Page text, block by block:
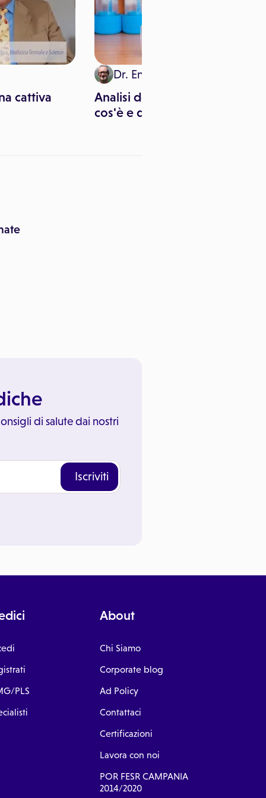
cattiva
Dr. Enzo Brizio
Analisi delle feci: che
cos'è e quando si esegue
di salute dai nostri
Iscriviti
PLS
About
Chi Siamo
Corporate blog
Ad Policy
Contattaci
Certificazioni
Lavora con noi
POR FESR CAMPANIA
2014/2020